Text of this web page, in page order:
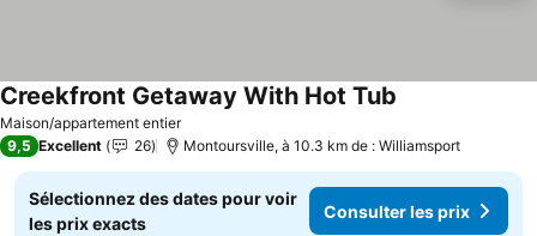
Maison/appartement entier
Creekfront Getaway With Hot Tub
9,5 Excellent 26 Montoursville, à 10.3 km de : Williamsport
Sélectionnez des dates pour voir
les prix exacts
Consulter les prix